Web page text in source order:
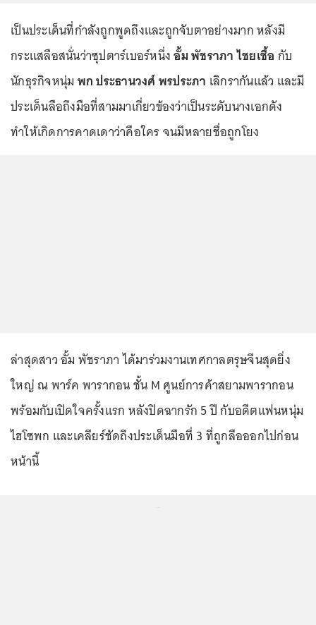
เป็นประเด็นที่กำลังถูกพูดถึงและถูกจับตาอย่างมาก หลังมี
กระแสลือสนั่นว่าซุปตาร์เบอร์หนึ่งอั้ม พัชราภา ไชยเชื้อ กับ
นักธุรกิจหนุ่ม พก ประธานวงศ์ พรประภา เลิกรากันแล้ว และมี
ประเด็นลือถึงมือที่สามมาเกี่ยวข้องว่าเป็นระดับนางเอกดัง
ทำให้เกิดการคาดเดาว่าคือใคร จนมีหลายชื่อถูกโยง
ล่าสุดสาว อั้ม พัชราภา ได้มาร่วมงานเทศกาลตรุษจีนสุดยิ่ง
ใหญ่ ณ พาร์ค พารากอน ชั้น M ศูนย์การค้าสยามพารากอน
พร้อมกับเปิดใจครั้งแรก หลังปิดฉากรัก 5 ปี กับอดีตแฟนหนุ่ม
ไฮโซพก และเคลียร์ชัดถึงประเด็นมือที่ 3 ที่ถูกลือออกไปก่อน
หน้านี้